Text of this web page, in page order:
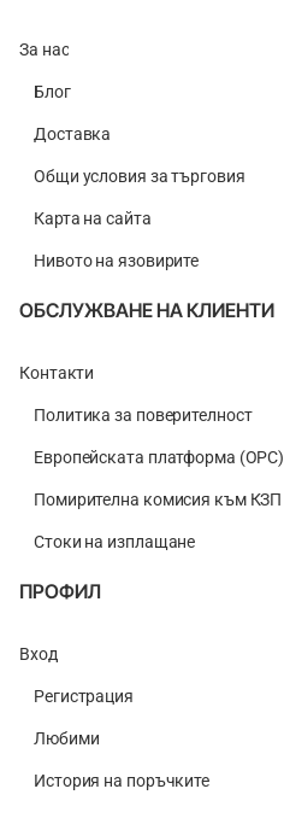
За нас
Блог
Доставка
Общи условия за търговия
Карта на сайта
Нивото на язовирите
ОБСЛУЖВАНЕ НА КЛИЕНТИ
Контакти
Политика за поверителност
Европейската платформа (ОРС)
Помирителна комисия към КЗП
Стоки на изплащане
ПРОФИЛ
Вход
Регистрация
Любими
История на поръчките